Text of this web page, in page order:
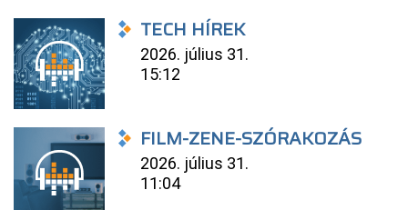
TECH HÍREK
2026. július 31.
15:12
FILM-ZENE-SZÓRAKOZÁS
2026. július 31.
11:04